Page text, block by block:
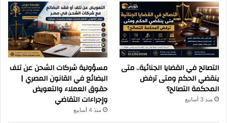
التصالح في القضايا الجنائية.. متى
ينقضي الحكم ومتى ترفض
المحكمة التصالح؟
منذ 3 أسابيع
مسؤولية شركات الشحن عن تلف
البضائع في القانون المصري |
حقوق العملاء والتعويض
وإجراءات التقاضي
منذ 4 أسابيع